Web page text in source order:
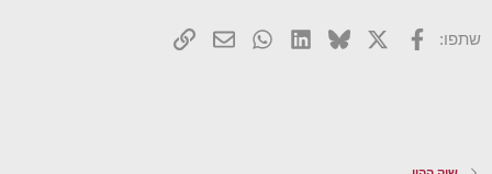
ט מקמ בדולרים/פרנק שוויצרי ? שתפו: פייסבוק
X
Bluesky
LinkedIn
WhatsApp
דואר אלקטרוני